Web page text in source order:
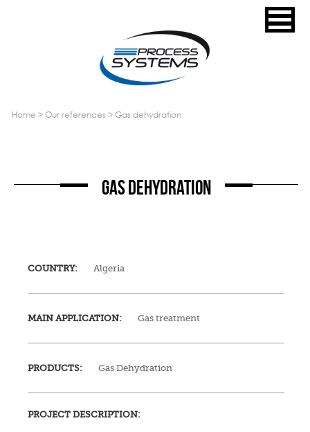
home > our references > gas dehydration
GAS DEHYDRATION
COUNTRY: Algeria
MAIN APPLICATION: Gas treatment
PRODUCTS: Gas Dehydration
PROJECT DESCRIPTION: